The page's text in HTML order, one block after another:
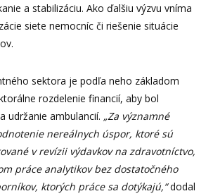
a stabilizáciu. Ako ďalšiu výzvu vníma
siete nemocníc či riešenie situácie
sektora je podľa neho základom
rozdelenie financií, aby bol
udržanie ambulancií. „Za významné
nereálnych úspor, ktoré sú
v revízii výdavkov na zdravotníctvo,
práce analytikov bez dostatočného
ktorých práce sa dotýkajú,“dodal